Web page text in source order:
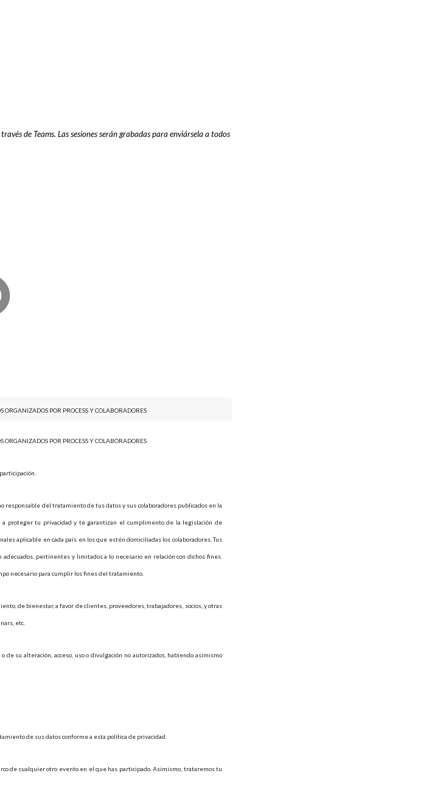
de Teams. Las sesiones serán grabadas para enviársela a todos
ORGANIZADOS POR PROCESS Y COLABORADORES
ORGANIZADOS POR PROCESS Y COLABORADORES
responsable del tratamiento de tus datos y sus colaboradores publicados en la
proteger tu privacidad y te garantizan el cumplimento de la legislación de
aplicable en cada país en los que estén domiciliadas los colaboradores. Tus
pertinentes y limitados a lo necesario en relación con dichos fines.
necesario para cumplir los fines del tratamiento.
de bienestar, a favor de clientes, proveedores, trabajadores, socios, y otras
etc.
su alteración, acceso, uso o divulgación no autorizados, habiendo asimismo
de sus datos conforme a esta política de privacidad.
de cualquier otro evento en el que has participado. Asimismo, trataremos tu